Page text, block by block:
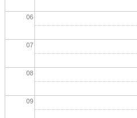
06
07
08
09